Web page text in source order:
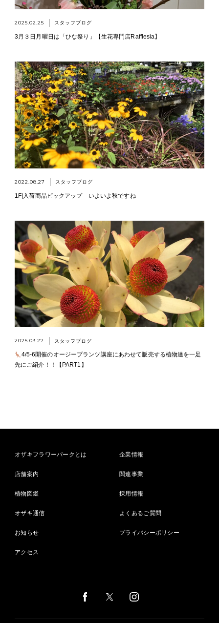
2025.02.25 スタッフブログ
3月３日月曜日は「ひな祭り」【生花専門店Rafflesia】
2022.08.27 スタッフブログ
1F|入荷商品ピックアップ いよいよ秋ですね
2025.03.27 スタッフブログ
4/5-6開催のオージープランツ講座にあわせて販売する植物達を一足
先にご紹介！！【PART1】
オザキフラワーパークとは
店舗案内
植物図鑑
オザキ通信
お知らせ
アクセス
企業情報
関連事業
採用情報
よくあるご質問
プライバシーポリシー